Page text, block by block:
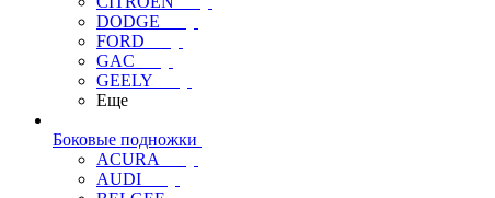
DODGE
FORD
GAC
GEELY
Еще
Боковые подножки
ACURA
AUDI